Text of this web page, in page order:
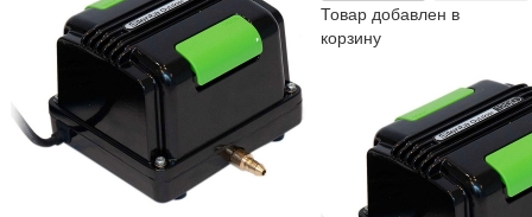
Товар добавлен в
корзину